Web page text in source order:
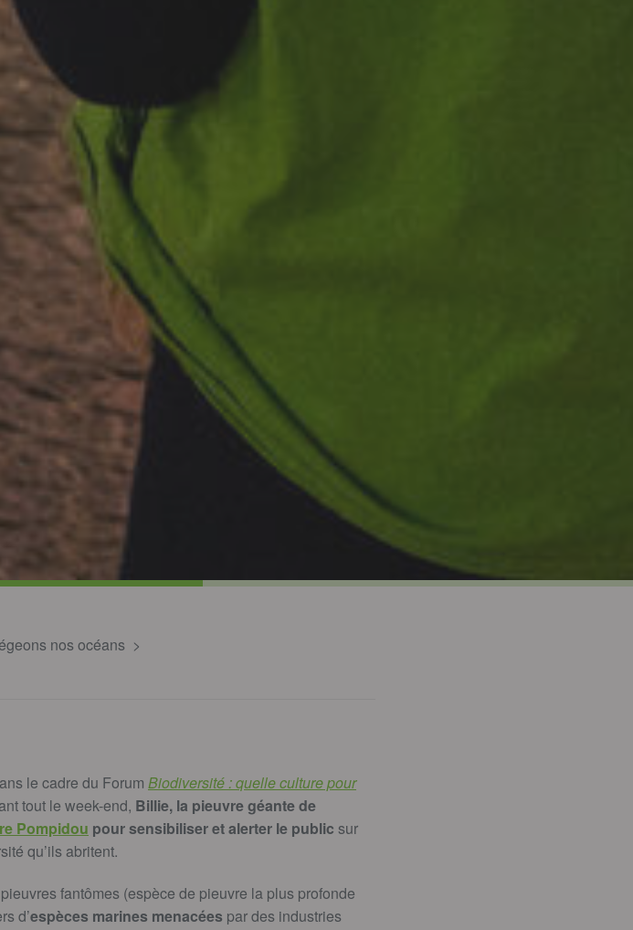
nos océans
le cadre du Forum Biodiversité : quelle culture pour
tout le week-end, Billie, la pieuvre géante de
Pompidou pour sensibiliser et alerter le public sur
qu’ils abritent.
fantômes (espèce de pieuvre la plus profonde
d’espèces marines menacées par des industries